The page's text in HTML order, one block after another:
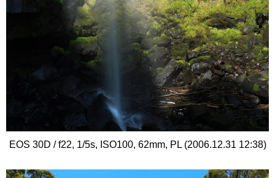
EOS 30D / f22, 1/5s, ISO100, 62mm, PL (2006.12.31 12:38)